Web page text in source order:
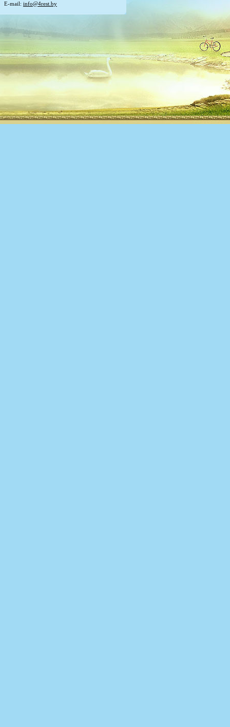
E-mail: info@4rest.by